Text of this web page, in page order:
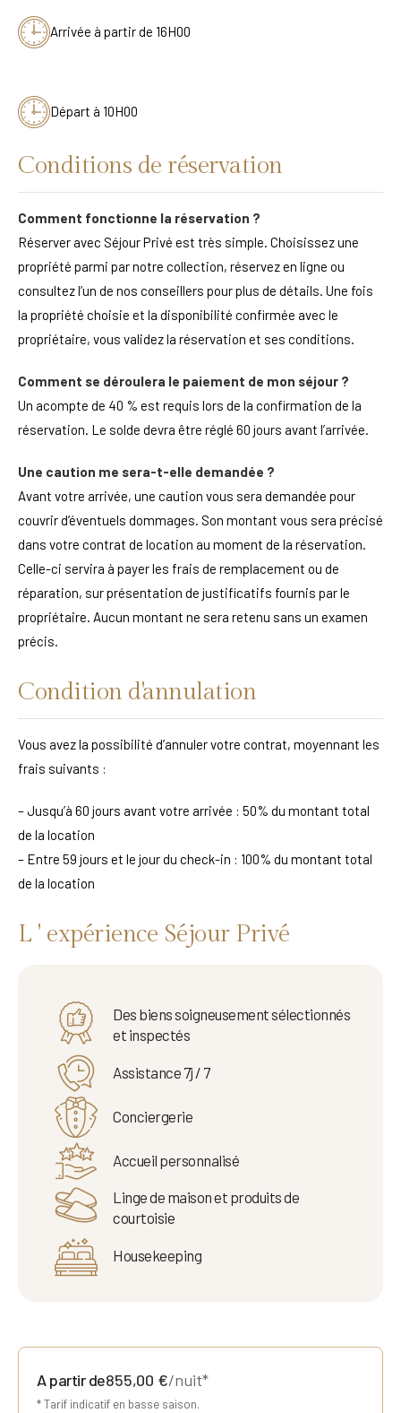
Arrivée à partir de 16H00
Départ à 10H00
Conditions de réservation
Comment fonctionne la réservation ?
Réserver avec Séjour Privé est très simple. Choisissez une
propriété parmi par notre collection, réservez en ligne ou
consultez l’un de nos conseillers pour plus de détails. Une fois
la propriété choisie et la disponibilité confirmée avec le
propriétaire, vous validez la réservation et ses conditions.
Comment se déroulera le paiement de mon séjour ?
Un acompte de 40 % est requis lors de la confirmation de la
réservation. Le solde devra être réglé 60 jours avant l’arrivée.
Une caution me sera-t-elle demandée ?
Avant votre arrivée, une caution vous sera demandée pour
couvrir d’éventuels dommages. Son montant vous sera précisé
dans votre contrat de location au moment de la réservation.
Celle-ci servira à payer les frais de remplacement ou de
réparation, sur présentation de justificatifs fournis par le
propriétaire. Aucun montant ne sera retenu sans un examen
précis.
Condition d'annulation
Vous avez la possibilité d’annuler votre contrat, moyennant les
frais suivants :
– Jusqu’à 60 jours avant votre arrivée : 50% du montant total
de la location
– Entre 59 jours et le jour du check-in : 100% du montant total
de la location
L ' expérience Séjour Privé
Des biens soigneusement sélectionnés
et inspectés
Assistance 7j / 7
Conciergerie
Accueil personnalisé
Linge de maison et produits de
courtoisie
Housekeeping
A partir de855,00 €/nuit*
* Tarif indicatif en basse saison.